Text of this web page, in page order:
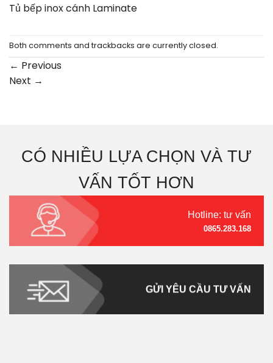
Tủ bếp inox cánh Laminate
Both comments and trackbacks are currently closed.
← Previous
Next →
CÓ NHIỀU LỰA CHỌN VÀ TƯ
VẤN TỐT HƠN
Hotline: tư vấn
0865.283.168
GỬI YÊU CẦU TƯ VẤN